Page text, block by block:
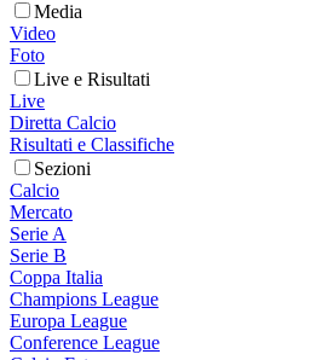
Media
Video
Foto
Live e Risultati
Live
Diretta Calcio
Risultati e Classifiche
Sezioni
Calcio
Mercato
Serie A
Serie B
Coppa Italia
Champions League
Europa League
Conference League